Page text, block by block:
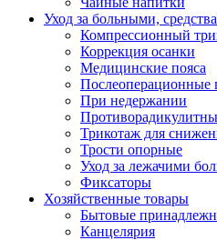
Уход за больными,
Компрессионный
Коррекция осанки
Медицинские пояса
Послеоперационные
При недержании
Трикотаж для
Трости опорные
Уход за лежачими
Фиксаторы
Хозяйственные товары
Бытовые
Канцелярия